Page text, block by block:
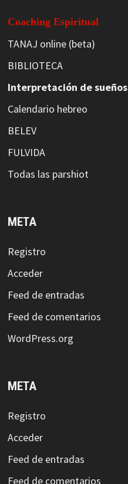
Coaching Espiritual
TANAJ online (beta)
BIBLIOTECA
Interpretación de sueños
Calendario hebreo
BELEV
FULVIDA
Todas las parshiot
META
Registro
Acceder
Feed de entradas
Feed de comentarios
WordPress.org
META
Registro
Acceder
Feed de entradas
Feed de comentarios